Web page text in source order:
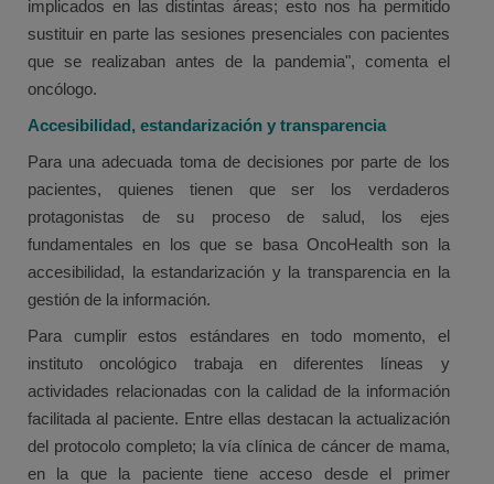
implicados en las distintas áreas; esto nos ha permitido
sustituir en parte las sesiones presenciales con pacientes
que se realizaban antes de la pandemia", comenta el
oncólogo.
Accesibilidad, estandarización y transparencia
Para una adecuada toma de decisiones por parte de los
pacientes, quienes tienen que ser los verdaderos
protagonistas de su proceso de salud, los ejes
fundamentales en los que se basa OncoHealth son la
accesibilidad, la estandarización y la transparencia en la
gestión de la información.
Para cumplir estos estándares en todo momento, el
instituto oncológico trabaja en diferentes líneas y
actividades relacionadas con la calidad de la información
facilitada al paciente. Entre ellas destacan la actualización
del protocolo completo; la vía clínica de cáncer de mama,
en la que la paciente tiene acceso desde el primer